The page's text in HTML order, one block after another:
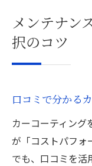
メンテナン
択のコツ
口コミで分かる
カーコーティング
が「コストパフォ
でも、口コミを活